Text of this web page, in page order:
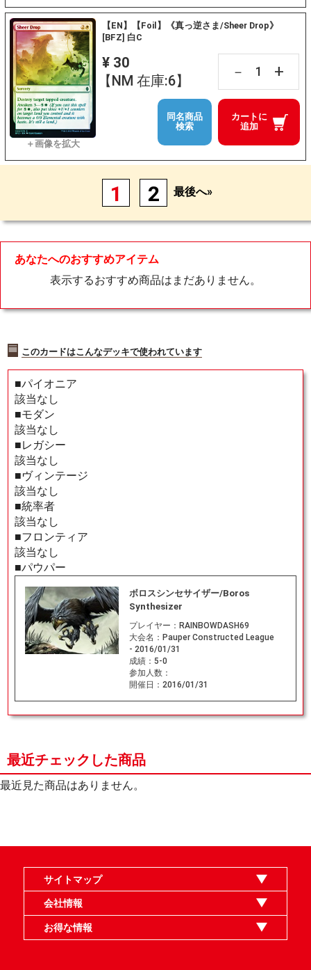
【EN】【Foil】《真っ逆さま/Sheer Drop》
[BFZ] 白C
¥ 30
【NM 在庫:6】
－ +
カートに
追加
同名商品
検索
1 2 最後へ»
あなたへのおすすめアイテム
表示するおすすめ商品はまだありません。
このカードはこんなデッキで使われています
■パイオニア
該当なし
■モダン
該当なし
■レガシー
該当なし
■ヴィンテージ
該当なし
■統率者
該当なし
■フロンティア
該当なし
■パウパー
ボロスシンセサイザー/Boros
Synthesizer
プレイヤー： RAINBOWDASH69
大会名： Pauper Constructed League
- 2016/01/31
成績： 5-0
参加人数：
開催日： 2016/01/31
最近チェックした商品
最近見た商品はありません。
サイトマップ
オンラインショップ
買取
記事
選手一覧
デッキ検索
デッキ構築
イベント・大会
店舗のご案内
お問い合わせ
ヘルプ
FAQ
会社情報
利用規約
スタッフ募集
特定商取引法表示
個人情報保護指針
企業情報
お得な情報